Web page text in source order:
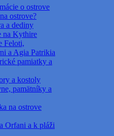
o ostrove
ostrove?
a dediny
na Kythire
Feloti,
a Agia Patrikia
pamiatky a
a kostoly
pamätníky a
na ostrove
Orfani a k pláži